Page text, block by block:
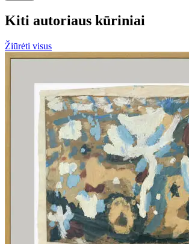
Kiti autoriaus kūriniai
Žiūrėti visus